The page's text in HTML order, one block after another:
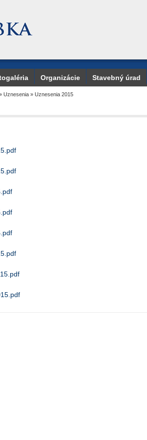
Organizácie Stavebný úrad
Uznesenia » Uznesenia 2015